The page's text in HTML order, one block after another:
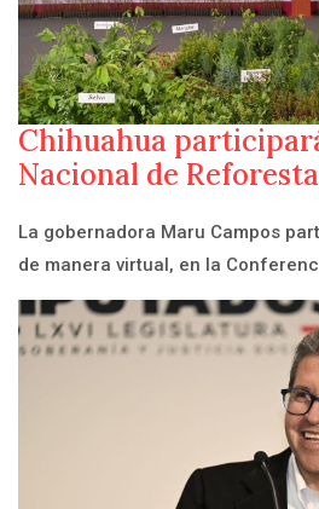
Chihuahua
Nacional de
La gobernadora Maru Campos
de manera virtual, en la